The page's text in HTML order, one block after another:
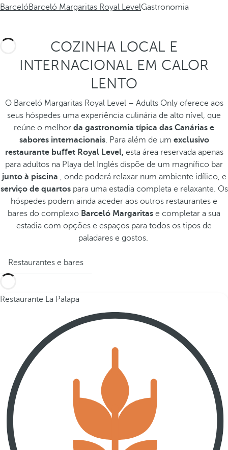
BarcelóBarceló Margaritas Royal LevelGastronomia
COZINHA LOCAL E
INTERNACIONAL EM CALOR
LENTO
O Barceló Margaritas Royal Level – Adults Only oferece aos
seus hóspedes uma experiência culinária de alto nível, que
reúne o melhor da gastronomia típica das Canárias e
sabores internacionais. Para além de um exclusivo
restaurante buffet Royal Level, esta área reservada apenas
para adultos na Playa del Inglés dispõe de um magnífico bar
junto à piscina , onde poderá relaxar num ambiente idílico, e
serviço de quartos para uma estadia completa e relaxante. Os
hóspedes podem ainda aceder aos outros restaurantes e
bares do complexo Barceló Margaritas e completar a sua
estadia com opções e espaços para todos os tipos de
paladares e gostos.
Restaurantes e bares
Restaurante La Palapa